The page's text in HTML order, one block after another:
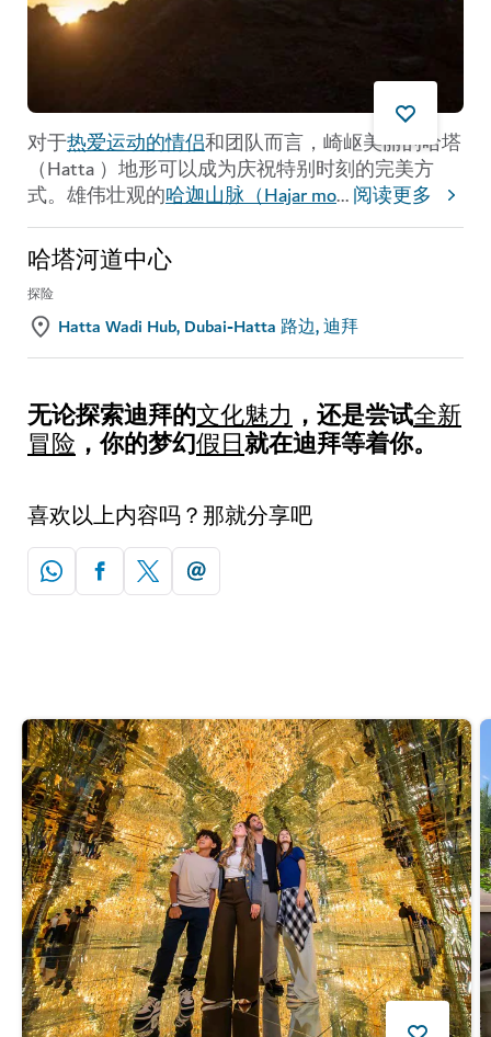
对于热爱运动的情侣和团队而言，崎岖美丽的哈塔
（Hatta ）地形可以成为庆祝特别时刻的完美方
式。雄伟壮观的哈迦山脉（Hajar mo...阅读更多
哈塔河道中心
探险
Hatta Wadi Hub, Dubai-Hatta 路边, 迪拜
无论探索迪拜的文化魅力 ，还是尝试全新
冒险 ，你的梦幻假日就在迪拜等着你。
喜欢以上内容吗？那就分享吧